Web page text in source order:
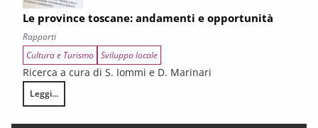
Le province toscane: andamenti e opportunità
Rapporti
Cultura e Turismo Sviluppo locale
Ricerca a cura di S. Iommi e D. Marinari
Leggi...
Le province toscane: andamenti e opportunità